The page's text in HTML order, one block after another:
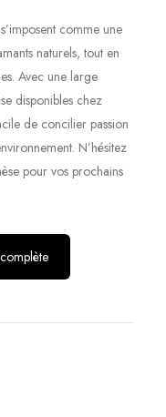
comme une
naturels, tout en
Avec une large
disponibles chez
de concilier passion
N’hésitez
pour vos prochains